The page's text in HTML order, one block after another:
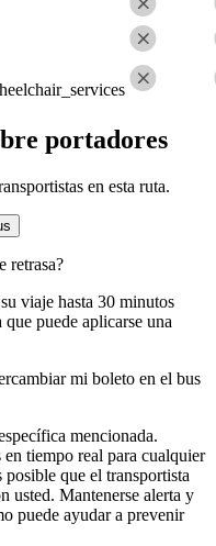
portadores
en esta ruta.
retrasa?
viaje hasta 30 minutos
puede aplicarse una
mi boleto en el bus
mencionada.
tiempo real para cualquier
posible que el transportista
usted. Mantenerse alerta y
puede ayudar a prevenir